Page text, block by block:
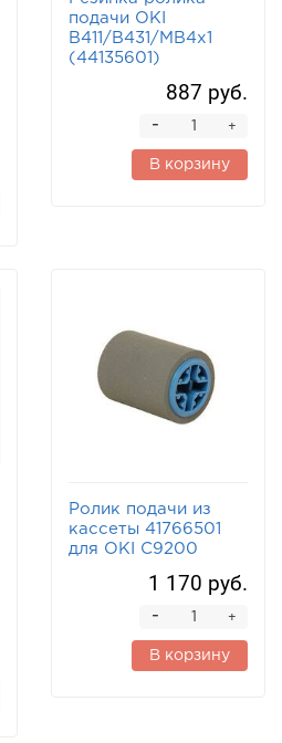
подачи OKI
B411/B431/MB4x1
(44135601)
887 руб.
+
-
В корзину
Ролик подачи из
кассеты 41766501
для OKI C9200
1 170 руб.
+
-
В корзину